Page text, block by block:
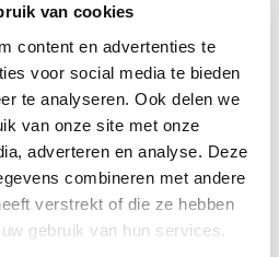
van cookies
content en advertenties te
voor social media te bieden
te analyseren. Ook delen we
van onze site met onze
adverteren en analyse. Deze
combineren met andere
verstrekt of die ze hebben
gebruik van hun services.
of viawhatsapp